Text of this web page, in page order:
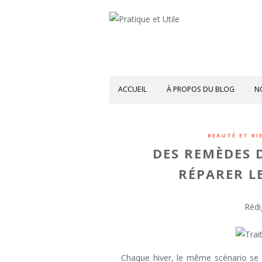
ACCUEIL À PROPOS DU BLOG
BEAUTÉ ET
DES REMÈDES
RÉPARER
Chaque hiver, le même scénario